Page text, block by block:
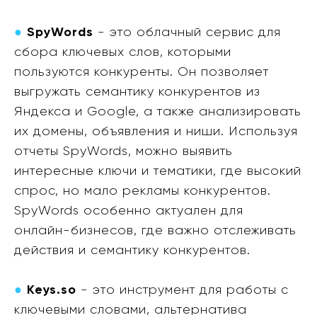
● SpyWords - это облачный сервис для
сбора ключевых слов, которыми
пользуются конкуренты. Он позволяет
выгружать семантику конкурентов из
Яндекса и Google, а также анализировать
их домены, объявления и ниши. Используя
отчеты SpyWords, можно выявить
интересные ключи и тематики, где высокий
спрос, но мало рекламы конкурентов.
SpyWords особенно актуален для
онлайн-бизнесов, где важно отслеживать
действия и семантику конкурентов.
● Keys.so - это инструмент для работы с
ключевыми словами, альтернатива